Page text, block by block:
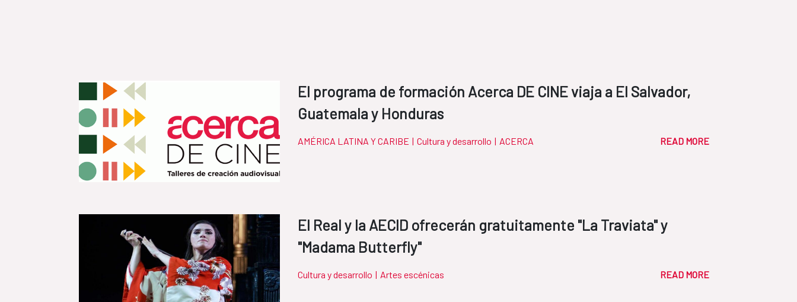
El programa de formación Acerca DE CINE viaja a El Salvador,
Guatemala y Honduras
AMÉRICA LATINA Y CARIBE | Cultura y desarrollo | ACERCA READ MORE
El Real y la AECID ofrecerán gratuitamente "La Traviata" y
"Madama Butterfly"
Cultura y desarrollo | Artes escénicas READ MORE